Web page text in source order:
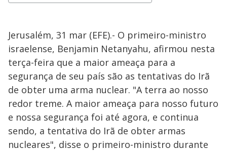
Jerusalém, 31 mar (EFE).- O primeiro-ministro
israelense, Benjamin Netanyahu, afirmou nesta
terça-feira que a maior ameaça para a
segurança de seu país são as tentativas do Irã
de obter uma arma nuclear. "A terra ao nosso
redor treme. A maior ameaça para nosso futuro
e nossa segurança foi até agora, e continua
sendo, a tentativa do Irã de obter armas
nucleares", disse o primeiro-ministro durante